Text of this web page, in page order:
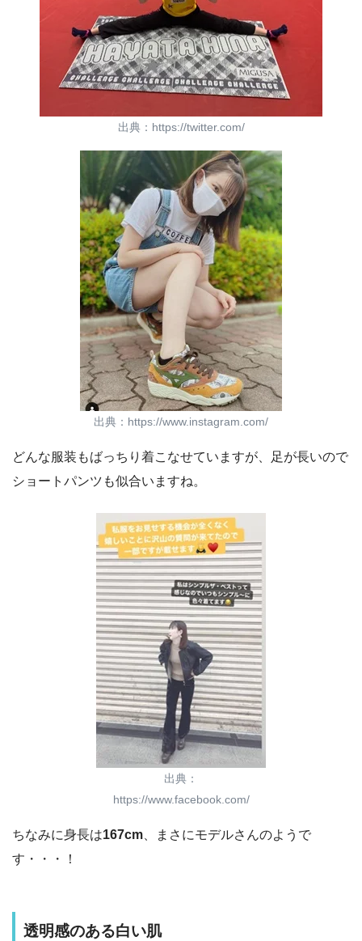
出典：https://twitter.com/
出典：https://www.instagram.com/
どんな服装もばっちり着こなせていますが、足が長いので
ショートパンツも似合いますね。
出典：
https://www.facebook.com/
ちなみに身長は167cm 、まさにモデルさんのようで
す・・・！
透明感のある白い肌